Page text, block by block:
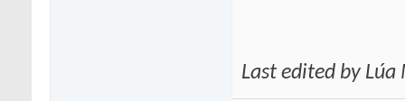
Last edited by